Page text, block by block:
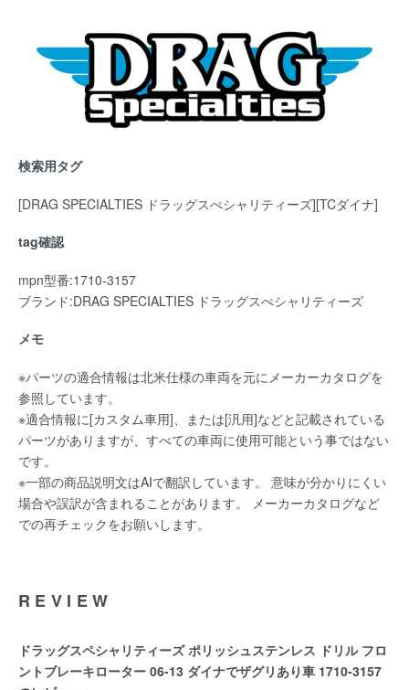
検索用タグ
[DRAG SPECIALTIES ドラッグスぺシャリティーズ][TCダイナ]
tag確認
mpn型番:1710-3157
ブランド:DRAG SPECIALTIES ドラッグスぺシャリティーズ
メモ
※パーツの適合情報は北米仕様の車両を元にメーカーカタログを
参照しています。
※適合情報に[カスタム車用]、または[汎用]などと記載されている
パーツがありますが、すべての車両に使用可能という事ではない
です。
※一部の商品説明文はAIで翻訳しています。 意味が分かりにくい
場合や誤訳が含まれることがあります。 メーカーカタログなど
での再チェックをお願いします。
REVIEW
ドラッグスペシャリティーズ ポリッシュステンレス ドリル フロ
ントブレーキローター 06-13 ダイナでザグリあり車 1710-3157